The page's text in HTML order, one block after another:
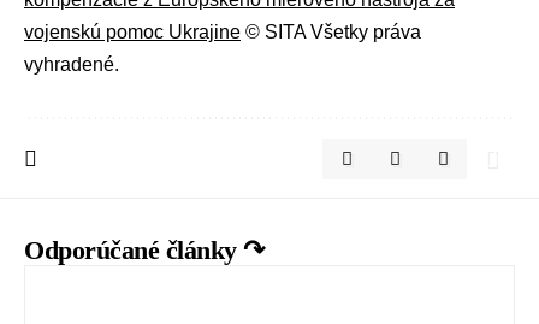
vojenskú pomoc Ukrajine © SITA Všetky práva
vyhradené.
Odporúčané články ↷